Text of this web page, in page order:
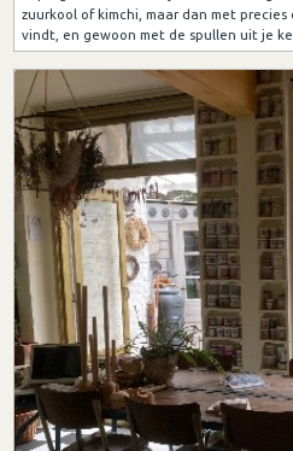
zuurkool of kimchi, maar dan met
vindt, en gewoon met de spullen uit je